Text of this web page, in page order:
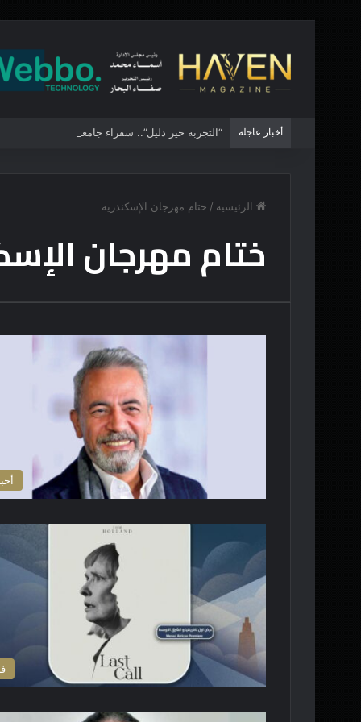
أخبار عاجلة “التجربة خير دليل”.. سفراء جامعة القاهرة
الرئيسية / ختام مهرجان الإسكندرية
ختام مهرجان